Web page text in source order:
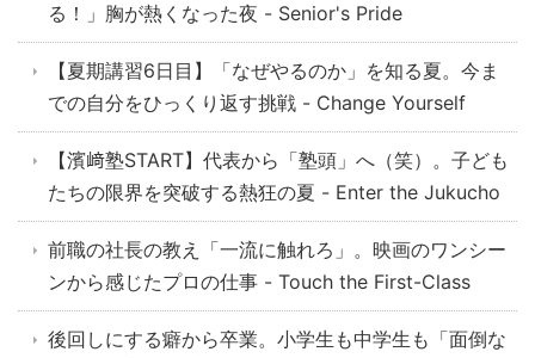
る！」胸が熱くなった夜 - Senior's Pride
【夏期講習6日目】「なぜやるのか」を知る夏。今ま
での自分をひっくり返す挑戦 - Change Yourself
【濱﨑塾START】代表から「塾頭」へ（笑）。子ども
たちの限界を突破する熱狂の夏 - Enter the Jukucho
前職の社長の教え「一流に触れろ」。映画のワンシー
ンから感じたプロの仕事 - Touch the First-Class
後回しにする癖から卒業。小学生も中学生も「面倒な